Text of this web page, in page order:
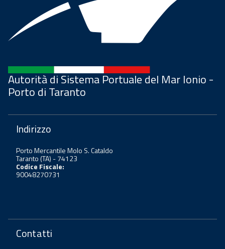
Autorità di Sistema Portuale del Mar Ionio -
Porto di Taranto
Indirizzo
Porto Mercantile Molo S. Cataldo
Taranto (TA) - 74123
Codice Fiscale:
90048270731
Contatti